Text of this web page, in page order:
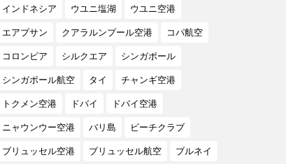
インドネシア ウユニ塩湖 ウユニ空港
エアプサン クアラルンプール空港 コパ航空
コロンビア シルクエア シンガポール
シンガポール航空 タイ チャンギ空港
トクメン空港 ドバイ ドバイ空港
ニャウンウー空港 バリ島 ビーチクラブ
ブリュッセル空港 ブリュッセル航空 ブルネイ